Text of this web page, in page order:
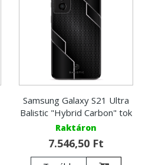
Samsung Galaxy S21 Ultra
Balistic "Hybrid Carbon" tok
Raktáron
7.546,50 Ft